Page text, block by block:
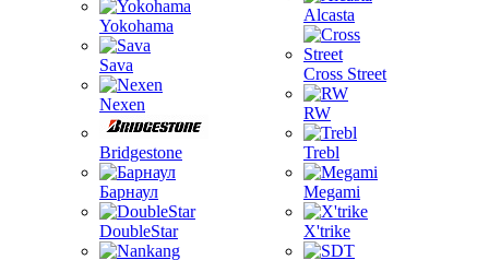
Yokohama
Sava
Nexen
Bridgestone
Барнаул
DoubleStar
Alcasta
Cross Street
RW
Trebl
Megami
X'trike